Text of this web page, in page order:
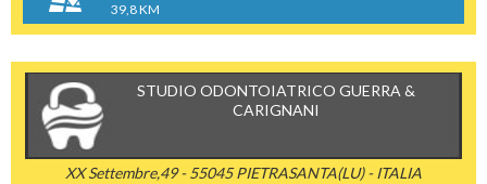
39,8 KM
STUDIO ODONTOIATRICO GUERRA &
CARIGNANI
XX Settembre,49 - 55045 PIETRASANTA(LU) - ITALIA